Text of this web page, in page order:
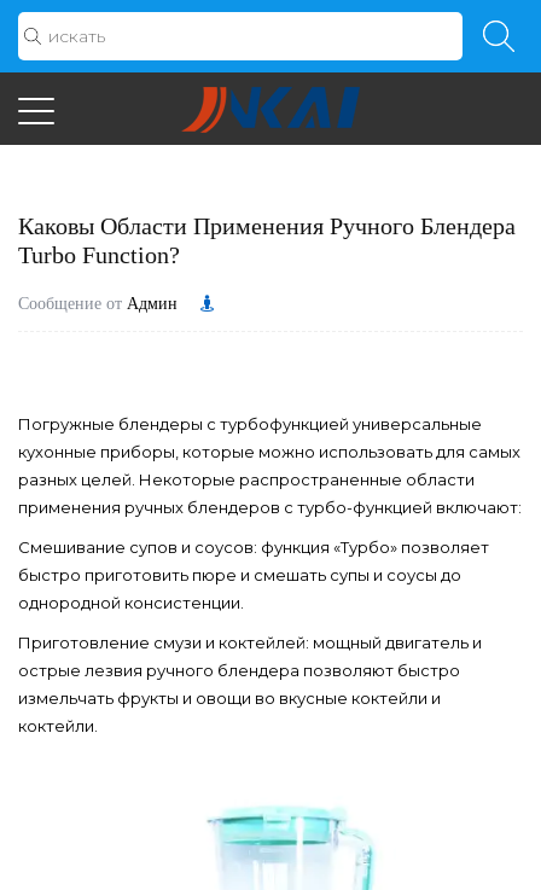
Каковы Области Применения Ручного Блендера
Turbo Function?
Сообщение от Админ
Погружные блендеры с турбофункцией универсальные
кухонные приборы, которые можно использовать для самых
разных целей. Некоторые распространенные области
применения ручных блендеров с турбо-функцией включают:
Смешивание супов и соусов: функция «Турбо» позволяет
быстро приготовить пюре и смешать супы и соусы до
однородной консистенции.
Приготовление смузи и коктейлей: мощный двигатель и
острые лезвия ручного блендера позволяют быстро
измельчать фрукты и овощи во вкусные коктейли и
коктейли.